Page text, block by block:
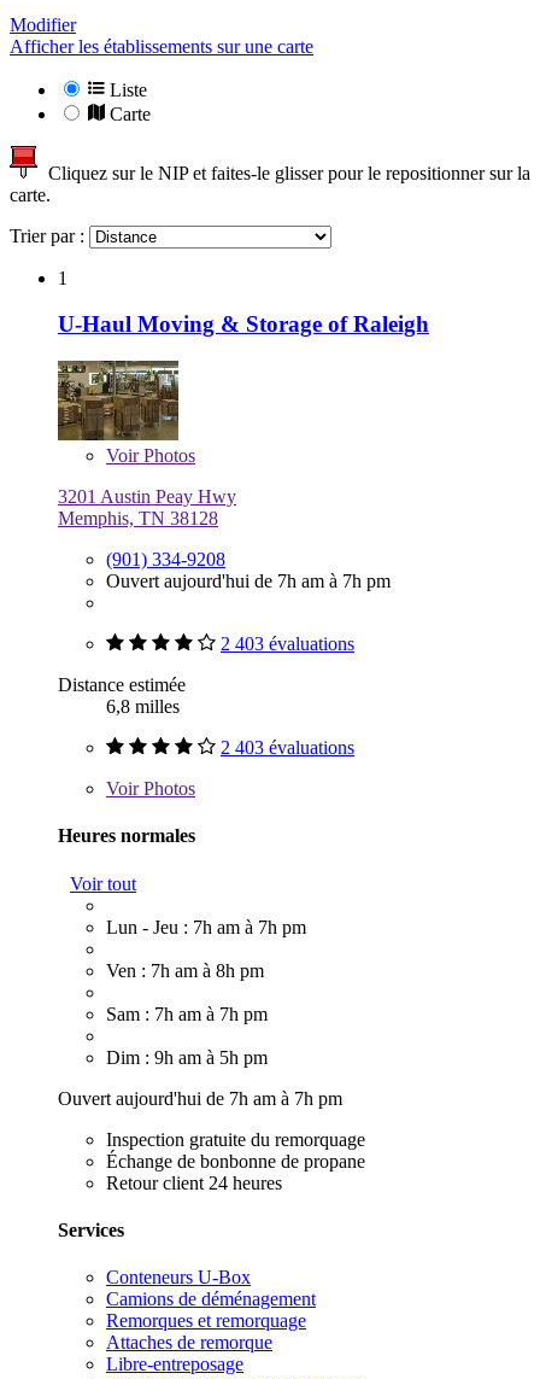
Modifier
Afficher les établissements sur une carte
Liste
Carte
Cliquez sur le NIP et faites-le glisser pour le repositionner sur la
carte.
Trier par :
1
U-Haul Moving & Storage of Raleigh
VoirPhotos
3201 Austin Peay Hwy
Memphis, TN 38128
(901) 334-9208
Ouvert aujourd'hui de 7h am à 7h pm
2 403 évaluations
Distance estimée
6,8 milles
2 403 évaluations
VoirPhotos
Heures normales
Voir tout
Lun - Jeu : 7h am à 7h pm
Ven : 7h am à 8h pm
Sam : 7h am à 7h pm
Dim : 9h am à 5h pm
Ouvert aujourd'hui de 7h am à 7h pm
Inspection gratuite du remorquage
Échange de bonbonne de propane
Retour client 24 heures
Services
Conteneurs U-Box
Camions de déménagement
Remorques et remorquage
Attaches de remorque
Libre-entreposage